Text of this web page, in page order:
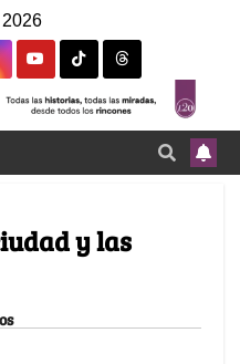
y las